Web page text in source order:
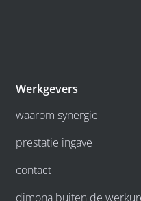
Werkgevers
waarom synergie
prestatie ingave
contact
dimona buiten de